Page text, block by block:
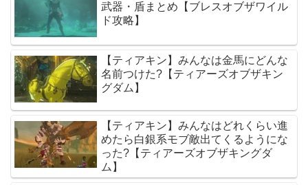
武器・盾まとめ【ブレスオブザワイル
ド攻略】
【ティアキン】みんなは金馬にどんな
名前つけた?【ティアーズオブザキン
グダム】
【ティアキン】みんなはどれくらい進
めたら白銀系モブ敵出てくるようにな
った?【ティアーズオブザキングダ
ム】